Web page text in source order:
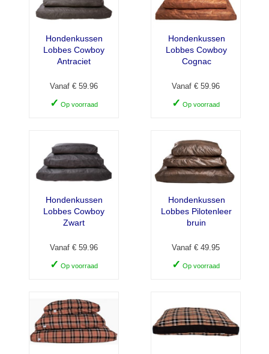
Hondenkussen
Lobbes Cowboy
Antraciet
Vanaf € 59.96
✓ Op voorraad
Hondenkussen
Lobbes Cowboy
Cognac
Vanaf € 59.96
✓ Op voorraad
Hondenkussen
Lobbes Cowboy
Zwart
Vanaf € 59.96
✓ Op voorraad
Hondenkussen
Lobbes Pilotenleer
bruin
Vanaf € 49.95
✓ Op voorraad